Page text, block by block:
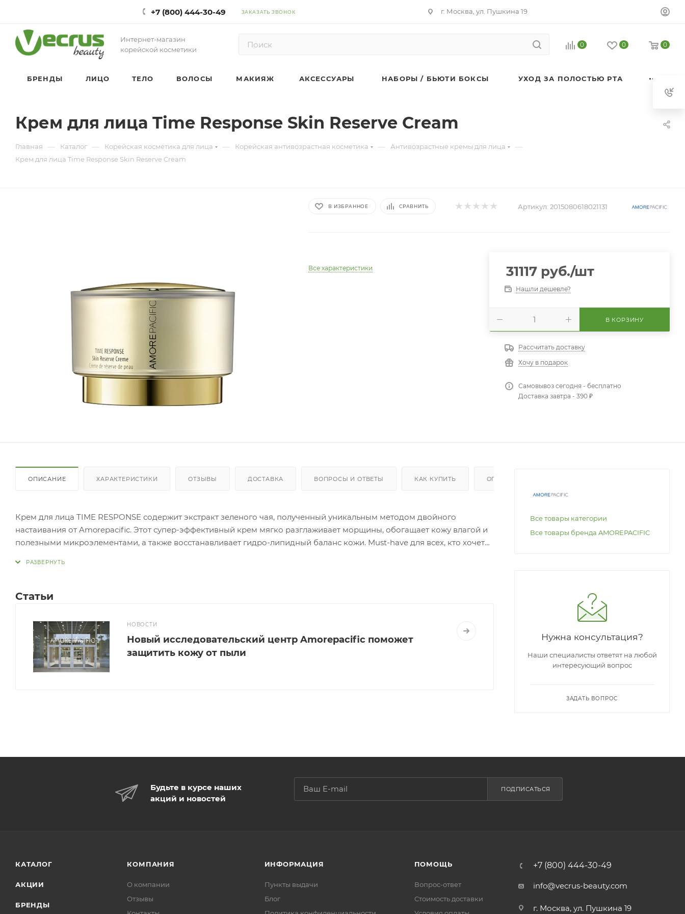
+7 (800) 444-30-49 ЗАКАЗАТЬ ЗВОНОК г. Москва, ул. Пушкина 19
Интернет-магазин
корейской косметики
0 0 0
БРЕНДЫ ЛИЦО ТЕЛО ВОЛОСЫ МАКИЯЖ АКСЕССУАРЫ НАБОРЫ / БЬЮТИ БОКСЫ УХОД ЗА ПОЛОСТЬЮ РТА
Крем для лица Time Response Skin Reserve Cream
Главная — Каталог — Корейская косметика для лица — Корейская антивозрастная косметика — Антивозрастные кремы для лица —
Крем для лица Time Response Skin Reserve Cream
В ИЗБРАННОЕ СРАВНИТЬ Артикул: 2015080618021131
Все характеристики 31117руб./шт
Нашли дешевле?
В КОРЗИНУ
Рассчитать доставку
Хочу в подарок
Самовывоз сегодня - бесплатно
Доставка завтра - 390 ₽
ОПИСАНИЕ ХАРАКТЕРИСТИКИ ОТЗЫВЫ ДОСТАВКА ВОПРОСЫ И ОТВЕТЫ КАК КУПИТЬ ОПЛАТА
Крем для лица TIME RESPONSE содержит экстракт зеленого чая, полученный уникальным методом двойного
настаивания от Amorepacific. Этот супер-эффективный крем мягко разглаживает морщины, обогащает кожу влагой и
полезными микроэлементами, а также восстанавливает гидро-липидный баланс кожи. Must-have для всех, кто хочет
Статьи
НОВОСТИ
Новый исследовательский центр Amorepacific поможет
защитить кожу от пыли
Все товары категории
Все товары бренда AMOREPACIFIC
Нужна консультация?
Наши специалисты ответят на любой
интересующий вопрос
ЗАДАТЬ ВОПРОС
Будьте в курсе наших
акций и новостей
ПОДПИСАТЬСЯ
КАТАЛОГ
АКЦИИ
БРЕНДЫ
КОМПАНИЯ
О компании
Отзывы
ИНФОРМАЦИЯ
Пункты выдачи
Блог
ПОМОЩЬ
Вопрос-ответ
Стоимость доставки
+7 (800) 444-30-49
info@vecrus-beauty.com
г. Москва, ул. Пушкина 19